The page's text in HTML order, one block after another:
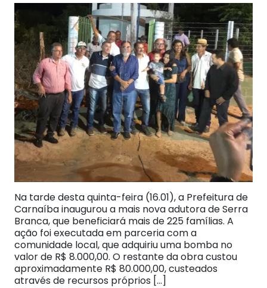
Na tarde desta quinta-feira (16.01), a Prefeitura de
Carnaíba inaugurou a mais nova adutora de Serra
Branca, que beneficiará mais de 225 famílias. A
ação foi executada em parceria com a
comunidade local, que adquiriu uma bomba no
valor de R$ 8.000,00. O restante da obra custou
aproximadamente R$ 80.000,00, custeados
através de recursos próprios […]